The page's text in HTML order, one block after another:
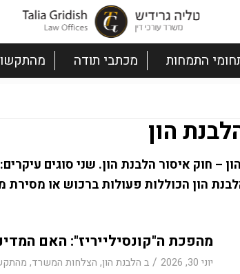
התמחות מכתבי תודה
הון
– חוק איסור הלבנת הון. שני סוגים
הון הכוללות פעולות ברכוש או מסירת
מהפכת ה"קונסילייריז": האם
יוני 30, 2026 / ב הלבנת הון, הצלחות המשרד,